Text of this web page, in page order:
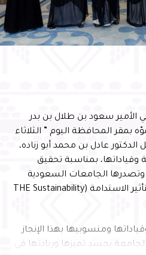
وتعزيز المسؤولية
من الإسهام في بناء
الوطنية النوعية، ويؤكد ما
سعود بن طلال بن بدر
المحافظة اليوم ” الثلاثاء
عادل بن محمد أبو زناده،
وقياداتها، بمناسبة تحقيق
(35) عالميًا، وتصدرها الجامعات السعودية
والخليجية في تقييم التايمز لتأثير الاستدامة (THE Sustainability
ومنسوبيها بهذا الإنجاز
يجسد تميزها وريادتها في